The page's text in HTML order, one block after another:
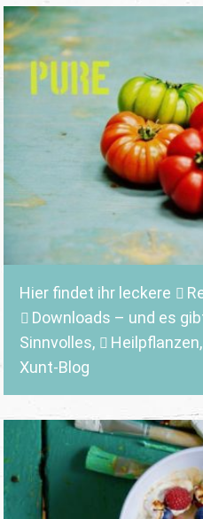
Hier findet ihr leckere
Downloads – und es
Sinnvolles, Heilpflanzen,
Xunt-Blog